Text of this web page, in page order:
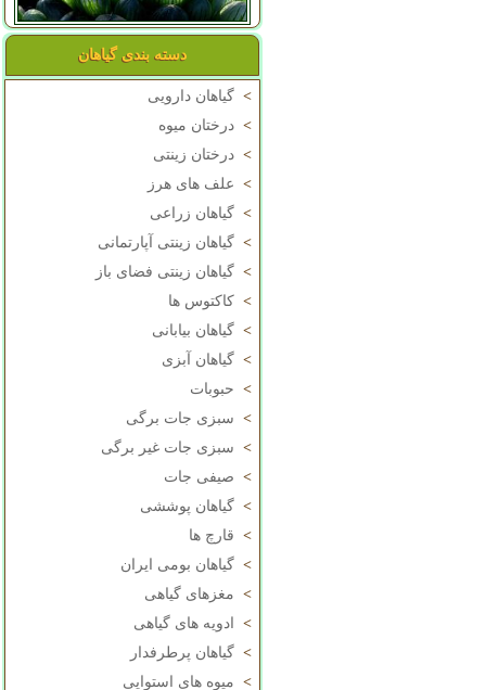
دسته بندی گیاهان
> گیاهان دارویی
> درختان میوه
> درختان زینتی
> علف های هرز
> گیاهان زراعی
> گیاهان زینتی آپارتمانی
> گیاهان زینتی فضای باز
> کاکتوس ها
> گیاهان بیابانی
> گیاهان آبزی
> حبوبات
> سبزی جات برگی
> سبزی جات غیر برگی
> صیفی جات
> گیاهان پوششی
> قارچ ها
> گیاهان بومی ایران
> مغزهای گیاهی
>
ادویه های گیاهی
> گیاهان پرطرفدار
> میوه های استوایی